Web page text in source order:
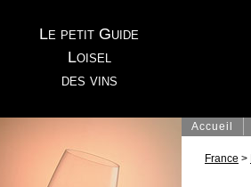
Le petit Guide
Loisel
des vins
Accueil
France >